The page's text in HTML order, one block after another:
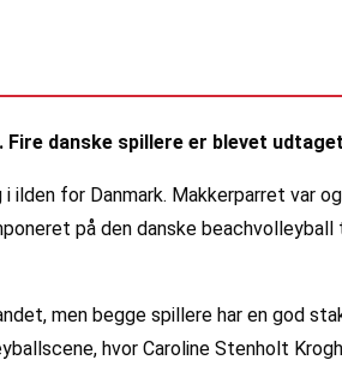
Fire danske spillere er blevet
ilden for Danmark. Makkerparret var
på den danske
men begge spillere har en god
hvor Caroline Stenholt